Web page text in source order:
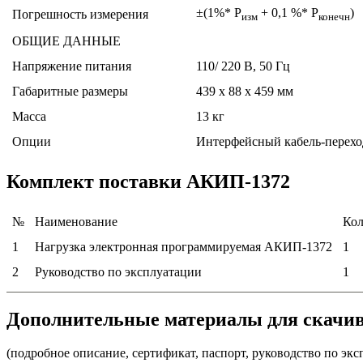
Погрешность измерения ±(1%* Ризм + 0,1 %* Рконечн)
ОБЩИЕ ДАННЫЕ
Напряжение питания
110/ 220 В, 50 Гц
Габаритные размеры
439 х 88 х 459 мм
Масса
13 кг
Опции
Интерфейсный кабель-
Комплект поставки АКИП-1372
№ Наименование
1
Нагрузка электронная программируемая АКИП-1372
1
2
Руководство по эксплуатации 1
Дополнительные материалы для
(подробное описание, сертификат, паспорт, руководство по